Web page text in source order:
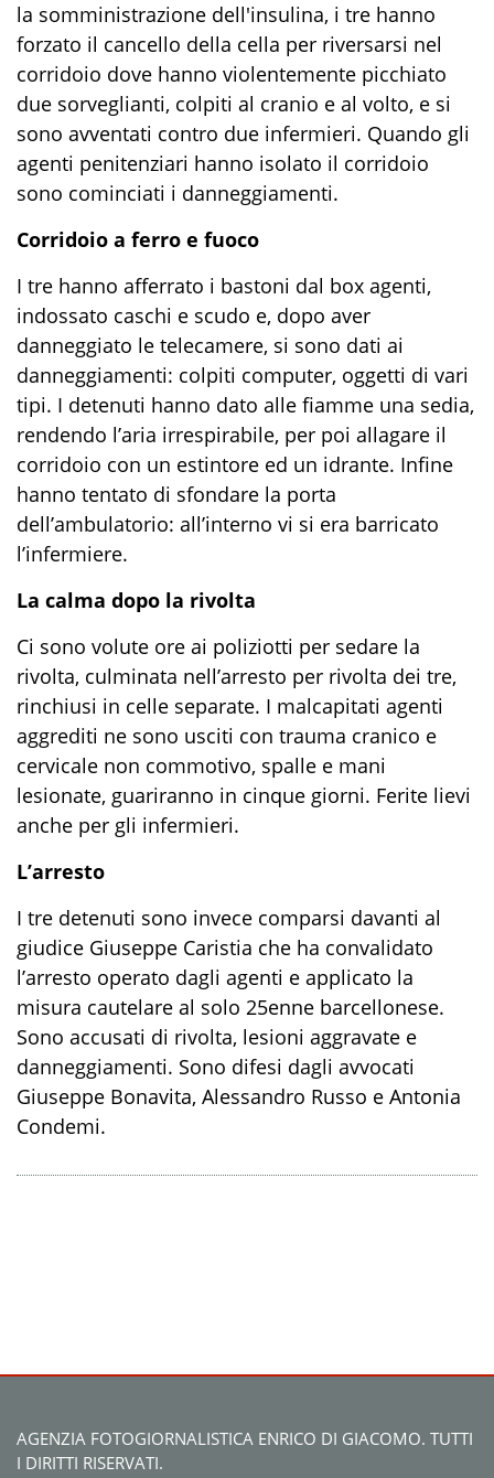
la somministrazione dell'insulina, i tre hanno
forzato il cancello della cella per riversarsi nel
corridoio dove hanno violentemente picchiato
due sorveglianti, colpiti al cranio e al volto, e si
sono avventati contro due infermieri. Quando gli
agenti penitenziari hanno isolato il corridoio
sono cominciati i danneggiamenti.
Corridoio a ferro e fuoco
I tre hanno afferrato i bastoni dal box agenti,
indossato caschi e scudo e, dopo aver
danneggiato le telecamere, si sono dati ai
danneggiamenti: colpiti computer, oggetti di vari
tipi. I detenuti hanno dato alle fiamme una sedia,
rendendo l’aria irrespirabile, per poi allagare il
corridoio con un estintore ed un idrante. Infine
hanno tentato di sfondare la porta
dell’ambulatorio: all’interno vi si era barricato
l’infermiere.
La calma dopo la rivolta
Ci sono volute ore ai poliziotti per sedare la
rivolta, culminata nell’arresto per rivolta dei tre,
rinchiusi in celle separate. I malcapitati agenti
aggrediti ne sono usciti con trauma cranico e
cervicale non commotivo, spalle e mani
lesionate, guariranno in cinque giorni. Ferite lievi
anche per gli infermieri.
L’arresto
I tre detenuti sono invece comparsi davanti al
giudice Giuseppe Caristia che ha convalidato
l’arresto operato dagli agenti e applicato la
misura cautelare al solo 25enne barcellonese.
Sono accusati di rivolta, lesioni aggravate e
danneggiamenti. Sono difesi dagli avvocati
Giuseppe Bonavita, Alessandro Russo e Antonia
Condemi.
AGENZIA FOTOGIORNALISTICA ENRICO DI GIACOMO. TUTTI
I DIRITTI RISERVATI.